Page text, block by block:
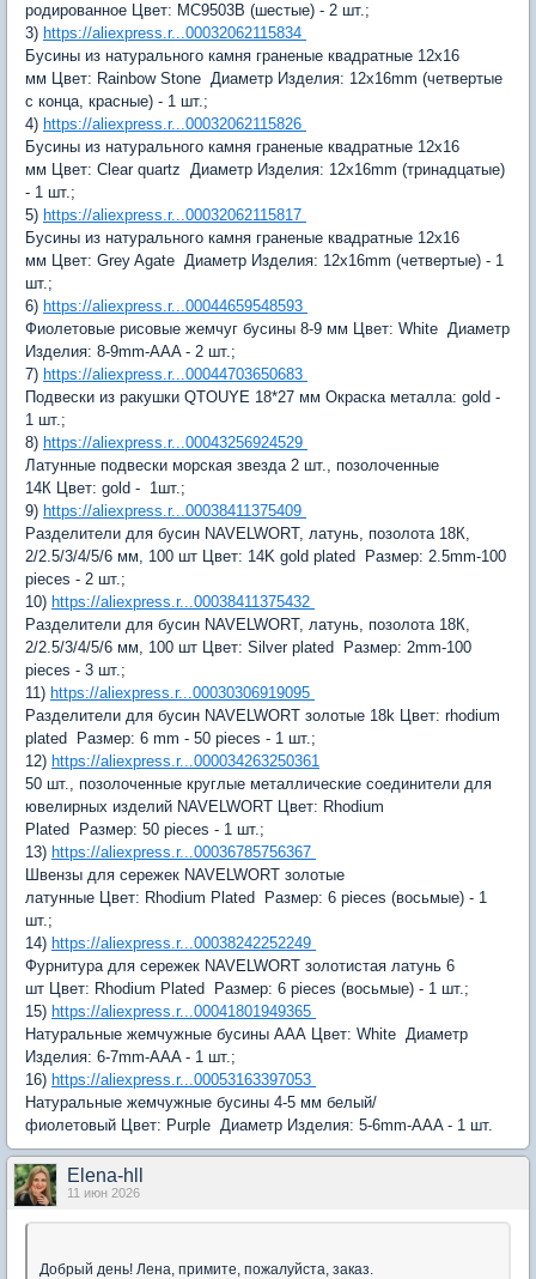
родированное Цвет: MC9503B (шестые) - 2 шт.;
3) https://aliexpress.r...00032062115834
Бусины из натурального камня граненые квадратные 12x16
мм Цвет: Rainbow Stone Диаметр Изделия: 12x16mm (четвертые
с конца, красные) - 1 шт.;
4) https://aliexpress.r...00032062115826
Бусины из натурального камня граненые квадратные 12x16
мм Цвет: Clear quartz Диаметр Изделия: 12x16mm (тринадцатые)
- 1 шт.;
5) https://aliexpress.r...00032062115817
Бусины из натурального камня граненые квадратные 12x16
мм Цвет: Grey Agate Диаметр Изделия: 12x16mm (четвертые) - 1
шт.;
6) https://aliexpress.r...00044659548593
Фиолетовые рисовые жемчуг бусины 8-9 мм Цвет: White Диаметр
Изделия: 8-9mm-AAA - 2 шт.;
7) https://aliexpress.r...00044703650683
Подвески из ракушки QTOUYE 18*27 мм Окраска металла: gold -
1 шт.;
8) https://aliexpress.r...00043256924529
Латунные подвески морская звезда 2 шт., позолоченные
14К Цвет: gold - 1шт.;
9) https://aliexpress.r...00038411375409
Разделители для бусин NAVELWORT, латунь, позолота 18К,
2/2.5/3/4/5/6 мм, 100 шт Цвет: 14K gold plated Размер: 2.5mm-100
pieces - 2 шт.;
10) https://aliexpress.r...00038411375432
Разделители для бусин NAVELWORT, латунь, позолота 18К,
2/2.5/3/4/5/6 мм, 100 шт Цвет: Silver plated Размер: 2mm-100
pieces - 3 шт.;
11) https://aliexpress.r...00030306919095
Разделители для бусин NAVELWORT золотые 18k Цвет: rhodium
plated
Размер: 6 mm - 50 pieces - 1 шт.;
12) https://aliexpress.r...000034263250361
50 шт., позолоченные круглые металлические соединители для
ювелирных изделий NAVELWORT Цвет: Rhodium
Plated
Размер: 50 pieces - 1 шт.;
13) https://aliexpress.r...00036785756367
Швензы для сережек NAVELWORT золотые
латунные Цвет: Rhodium Plated Размер: 6 pieces (восьмые) - 1
шт.;
14) https://aliexpress.r...00038242252249
Фурнитура для сережек NAVELWORT золотистая латунь 6
шт Цвет: Rhodium Plated Размер: 6 pieces (восьмые) - 1 шт.;
15) https://aliexpress.r...00041801949365
Натуральные жемчужные бусины AAA Цвет: White Диаметр
Изделия: 6-7mm-AAA - 1 шт.;
16) https://aliexpress.r...00053163397053
Натуральные жемчужные бусины 4-5 мм белый/
фиолетовый Цвет: Purple Диаметр Изделия: 5-6mm-AAA - 1 шт.
Elena-hll
11 июн 2026
Добрый день! Лена, примите, пожалуйста, заказ.